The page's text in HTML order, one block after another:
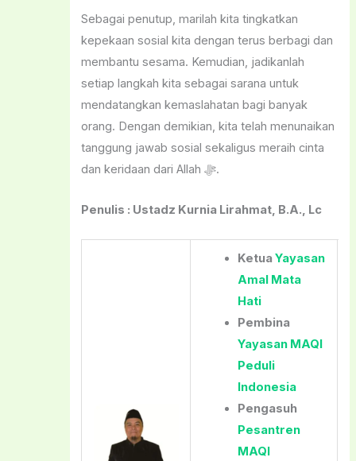
Sebagai penutup, marilah kita tingkatkan
kepekaan sosial kita dengan terus berbagi dan
membantu sesama. Kemudian, jadikanlah
setiap langkah kita sebagai sarana untuk
mendatangkan kemaslahatan bagi banyak
orang. Dengan demikian, kita telah menunaikan
tanggung jawab sosial sekaligus meraih cinta
dan keridaan dari Allah ﷻ.
Penulis : Ustadz Kurnia Lirahmat, B.A., Lc
Ketua Yayasan
Amal Mata
Hati
Pembina
Yayasan MAQI
Peduli
Indonesia
Pengasuh
Pesantren
MAQI